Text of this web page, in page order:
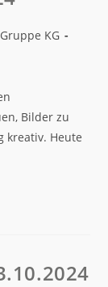
KG
Bilder zu
kreativ. Heute